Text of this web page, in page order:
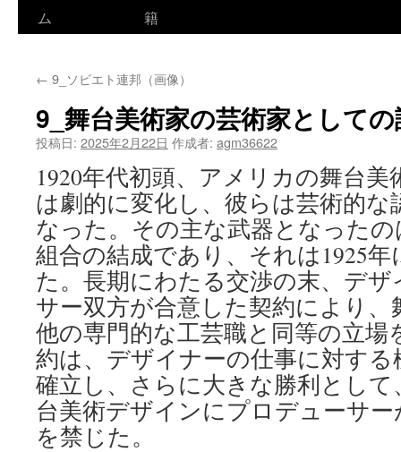
ン
ツ
へ
キ
ッ
プ
ム
籍
← 9_ソビエト連邦（画像）
9_舞台美術家の芸術家として
投稿日: 2025年2月22日 作成者: agm36622
1920年代初頭、アメリカの舞台
は劇的に変化し、彼らは芸術的
なった。その主な武器となった
組合の結成であり、それは1925
た。長期にわたる交渉の末、デ
サー双方が合意した契約により
他の専門的な工芸職と同等の立場
約は、デザイナーの仕事に対す
確立し、さらに大きな勝利とし
台美術デザインにプロデューサ
を禁じた。